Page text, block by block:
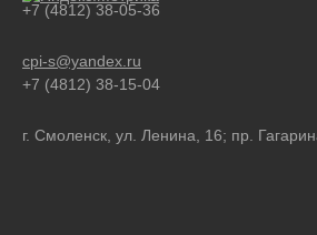
+7 (4812) 38-05-36
cpi-s@yandex.ru
+7 (4812) 38-15-04
г. Смоленск, ул. Ленина, 16; пр.